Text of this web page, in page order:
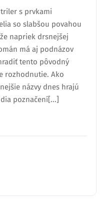
s prvkami
so slabšou povahou
napriek drsnejšej
má aj podnázov
tento pôvodný
rozhodnutie. Ako
názvy dnes hrajú
poznačení[...]